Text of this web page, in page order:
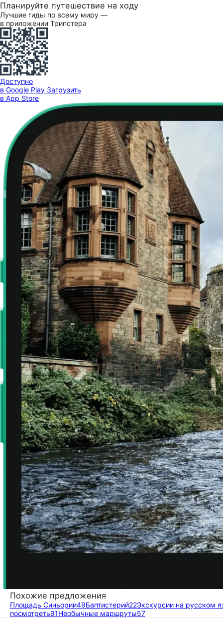
Планируйте путешествие на ходу
Лучшие гиды по всему миру —
в приложении Трипстера
Доступно
в Google Play Загрузить
в App Store
Похожие предложения
Площадь Синьории49Баптистерий22Экскурсии на русском
посмотреть91Необычные маршруты57